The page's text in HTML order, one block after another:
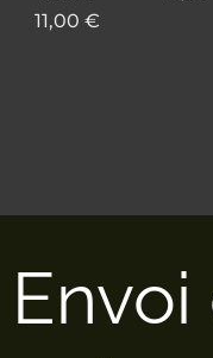
11,00 €